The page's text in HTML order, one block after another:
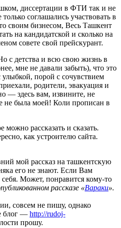
диссертации в ФТИ так и не
соглашались участвовать в
своим бизнесом, Весь Ташкент
на кандидатской и сколько на
совете свой прейскурант.
с детства и всю свою жизнь в
мне не давали забыть), что это
порой с сочувствием
родители, эвакуация и
— здесь вам, извините, не
не была моей! Коли прописан в
рассказать и сказать.
как устроителю сайта.
мой рассказ на ташкентскую
его не знают. Если Вам
Может, понравится кому-то
рассказе «Вараки».
совсем не пишу, однако
блог — http://rudoj-
прошу.